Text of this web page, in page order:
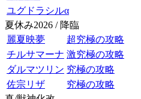
ユグドラシルα
夏休み2026 / 降臨
麗夏映夢
超究極の攻略
チルサマーナ 激究極の攻略
ダルマツリン 究極の攻略
佐宗リザ
究極の攻略